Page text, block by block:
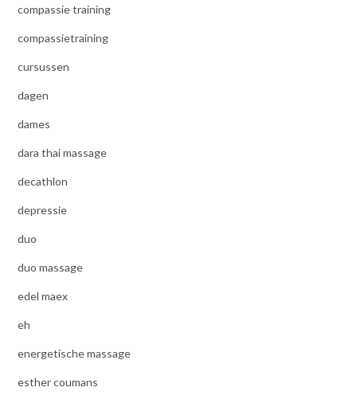
compassie training
compassietraining
cursussen
dagen
dames
dara thai massage
decathlon
depressie
duo
duo massage
edel maex
eh
energetische massage
esther coumans